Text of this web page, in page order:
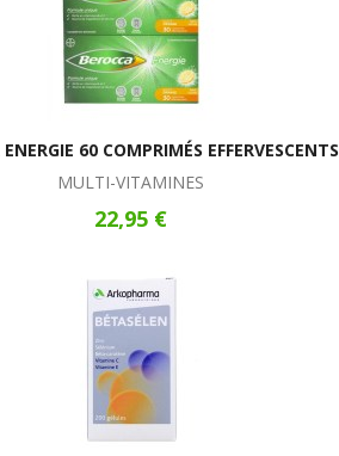
60 COMPRIMÉS EFFERVESCENTS
MULTI-VITAMINES
22,95 €